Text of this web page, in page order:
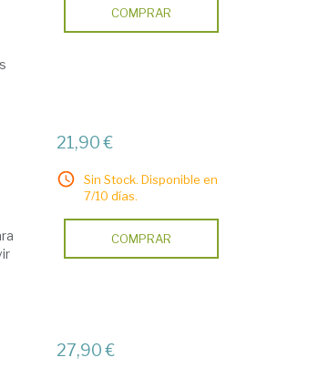
COMPRAR
21,90 €
Sin Stock. Disponible en
7/10 días.
COMPRAR
27,90 €